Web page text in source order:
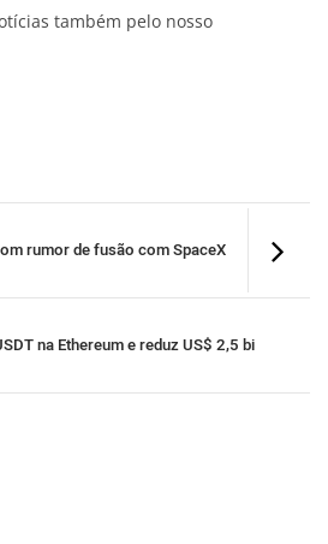
também pelo nosso
rumor de fusão com SpaceX
na Ethereum e reduz US$ 2,5 bi